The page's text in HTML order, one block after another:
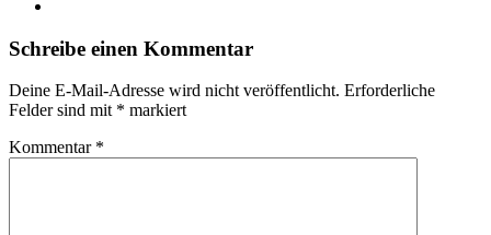
Schreibe einen Kommentar
Deine E-Mail-Adresse wird nicht veröffentlicht. Erforderliche
Felder sind mit * markiert
Kommentar *